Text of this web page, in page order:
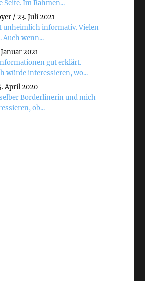
Im Rahmen...
/23. Juli 2021
unheimlich informativ. Vielen
Auch wenn...
2021
gut erklärt.
würde interessieren, wo...
April 2020
Borderlinerin und mich
ob...